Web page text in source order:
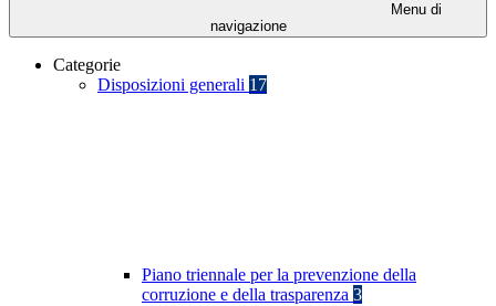
Menu di
navigazione
Categorie
Disposizioni generali 17
Piano triennale per la prevenzione della
corruzione e della trasparenza 3